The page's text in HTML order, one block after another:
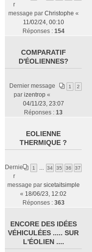
r
message par Christophe «
11/02/24, 00:10
Réponses : 154
COMPARATIF
D'ÉOLIENNES?
1 2
Dernier message
par izentrop «
04/11/23, 23:07
Réponses : 13
EOLIENNE
THERMIQUE ?
1 34 35 36 37
Dernie
r
message par sicetaitsimple
« 18/06/23, 12:02
Réponses : 363
ENCORE DES IDÉES
VÉHICULÉES ..... SUR
L'ÉOLIEN ....